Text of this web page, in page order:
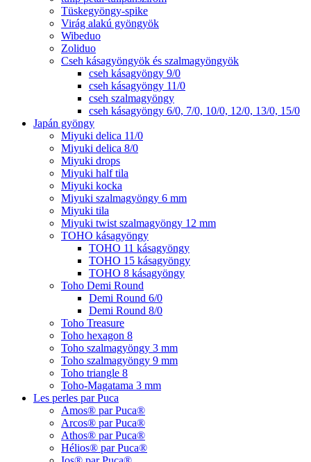
Tüskegyöngy-spike
Virág alakú gyöngyök
Wibeduo
Zoliduo
Cseh kásagyöngyök és szalmagyöngyök
cseh kásagyöngy 9/0
cseh kásagyöngy 11/0
cseh szalmagyöngy
cseh kásagyöngy 6/0, 7/0, 10/0, 12/0, 13/0, 15/0
Japán gyöngy
Miyuki delica 11/0
Miyuki delica 8/0
Miyuki drops
Miyuki half tila
Miyuki kocka
Miyuki szalmagyöngy 6 mm
Miyuki tila
Miyuki twist szalmagyöngy 12 mm
TOHO kásagyöngy
TOHO 11 kásagyöngy
TOHO 15 kásagyöngy
TOHO 8 kásagyöngy
Toho Demi Round
Demi Round 6/0
Demi Round 8/0
Toho Treasure
Toho hexagon 8
Toho szalmagyöngy 3 mm
Toho szalmagyöngy 9 mm
Toho triangle 8
Toho-Magatama 3 mm
Les perles par Puca
Amos® par Puca®
Arcos® par Puca®
Athos® par Puca®
Hélios® par Puca®